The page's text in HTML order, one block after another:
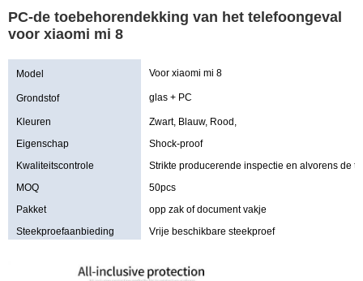
PC-de toebehorendekking van het telefoongeval
voor xiaomi mi 8
Model Voor xiaomi mi 8
Grondstof glas + PC
Kleuren
Zwart, Blauw, Rood,
Eigenschap
Shock-proof
Kwaliteitscontrole
Strikte producerende inspectie en alvorens de
MOQ
50pcs
Pakket
opp zak of document vakje
Steekproefaanbieding
Vrije beschikbare steekproef